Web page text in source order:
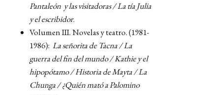
Pantaleón y las visitadoras / La tía Julia
y el escribidor.
Volumen III. Novelas y teatro. (1981-
1986): La señorita de Tacna / La
guerra del fin del mundo / Kathie y el
hipopótamo / Historia de Mayta / La
Chunga / ¿Quién mató a Palomino